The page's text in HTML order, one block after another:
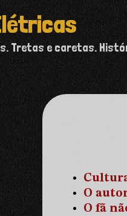
Tretas e caretas.
O
O fã